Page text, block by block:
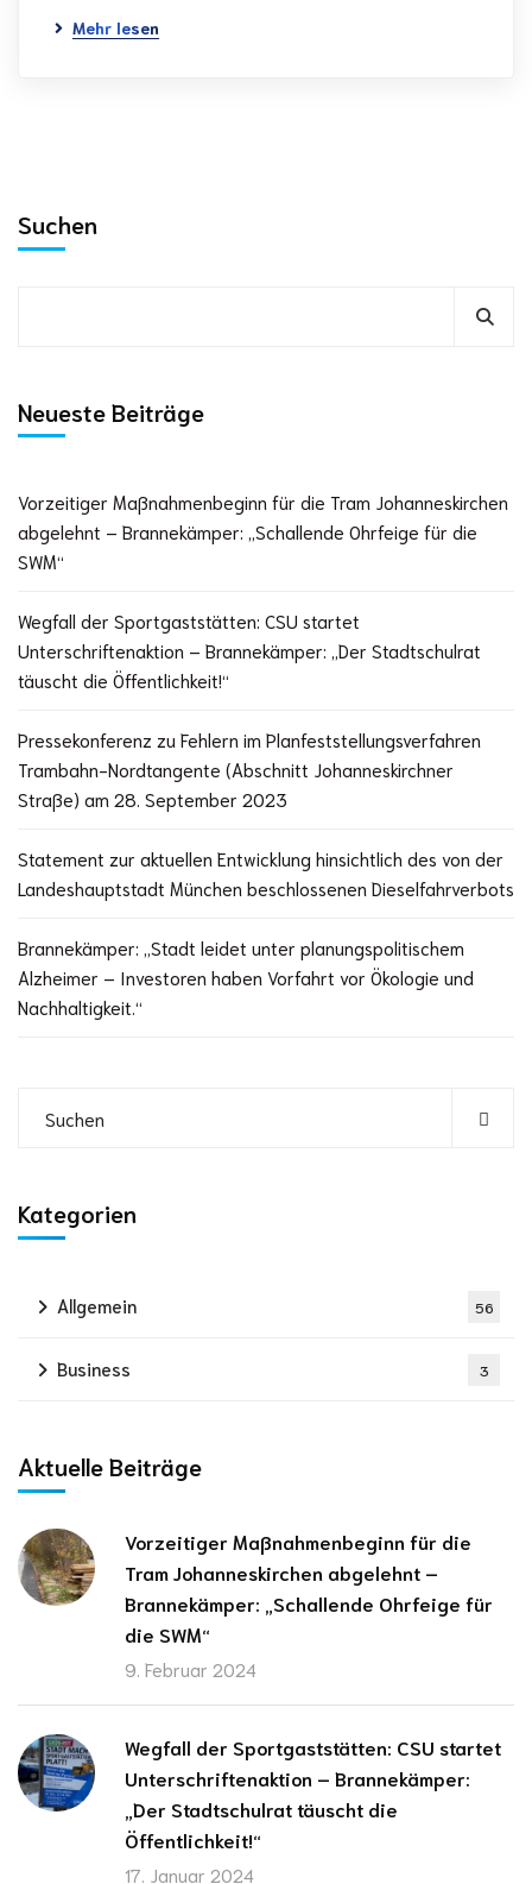
Mehr lesen
Suchen
Neueste Beiträge
Vorzeitiger Maßnahmenbeginn für die Tram Johanneskirchen
abgelehnt – Brannekämper: „Schallende Ohrfeige für die
SWM“
Wegfall der Sportgaststätten: CSU startet
Unterschriftenaktion – Brannekämper: „Der Stadtschulrat
täuscht die Öffentlichkeit!“
Pressekonferenz zu Fehlern im Planfeststellungsverfahren
Trambahn-Nordtangente (Abschnitt Johanneskirchner
Straße) am 28. September 2023
Statement zur aktuellen Entwicklung hinsichtlich des von der
Landeshauptstadt München beschlossenen Dieselfahrverbots
Brannekämper: „Stadt leidet unter planungspolitischem
Alzheimer – Investoren haben Vorfahrt vor Ökologie und
Nachhaltigkeit.“
Kategorien
Allgemein 56
Business 3
Aktuelle Beiträge
Vorzeitiger Maßnahmenbeginn für die
Tram Johanneskirchen abgelehnt –
Brannekämper: „Schallende Ohrfeige für
die SWM“
9. Februar 2024
Wegfall der Sportgaststätten: CSU startet
Unterschriftenaktion – Brannekämper:
„Der Stadtschulrat täuscht die
Öffentlichkeit!“
17. Januar 2024